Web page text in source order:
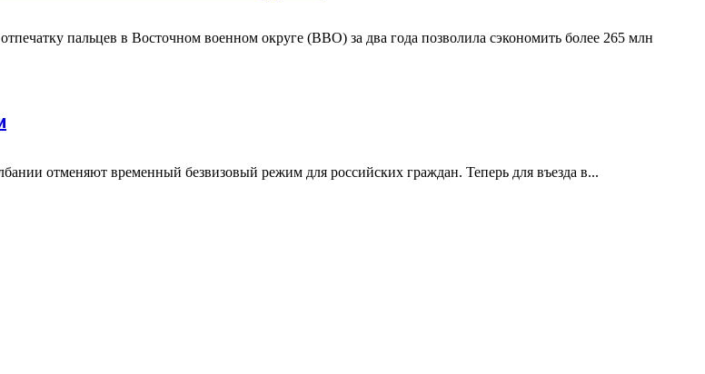
пальцев в Восточном военном округе (ВВО) за два года позволила сэкономить более 265 млн
отменяют временный безвизовый режим для российских граждан. Теперь для въезда в...